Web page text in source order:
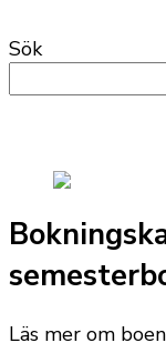
Sök
Läs mer om